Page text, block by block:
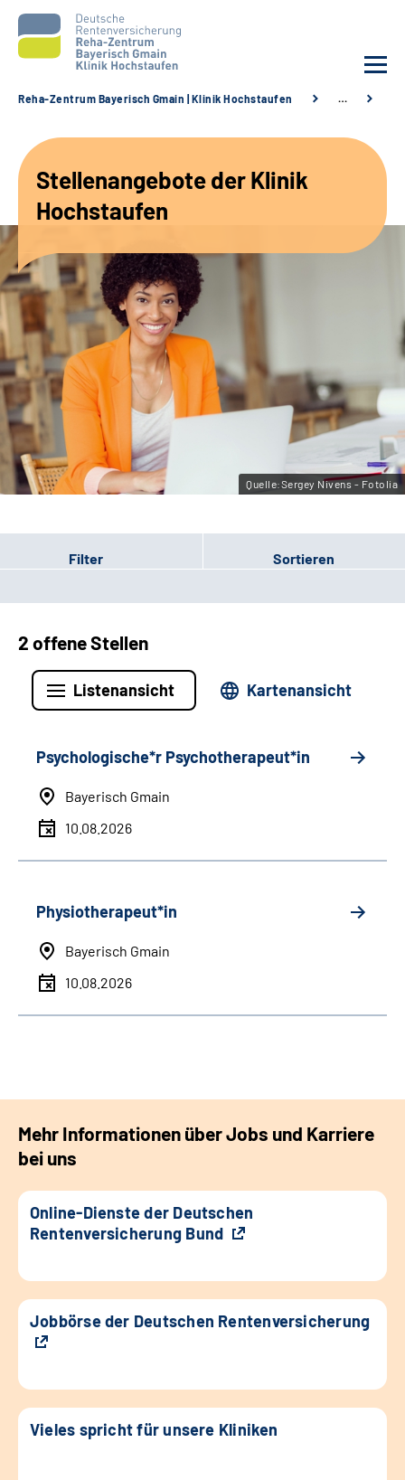
Unsere Angebote
Karriere
Sozialdienste & Zuweisende
Suche
Leichte Sprache
Gebärdensprache
Reha-Zentrum Bayerisch Gmain | Klinik Hochstaufen …
Stellenangebote der Klinik
Hochstaufen
Quelle:Sergey Nivens - Fotolia
Filter Sortieren
2 offene Stellen
Listenansicht Kartenansicht
Psychologische*r Psychotherapeut*in
Bayerisch Gmain
10.08.2026
Physiotherapeut*in
Bayerisch Gmain
10.08.2026
Mehr Informationen über Jobs und Karriere
bei uns
Online-Dienste der Deutschen
Rentenversicherung Bund
Jobbörse der Deutschen Rentenversicherung
Vieles spricht für unsere Kliniken